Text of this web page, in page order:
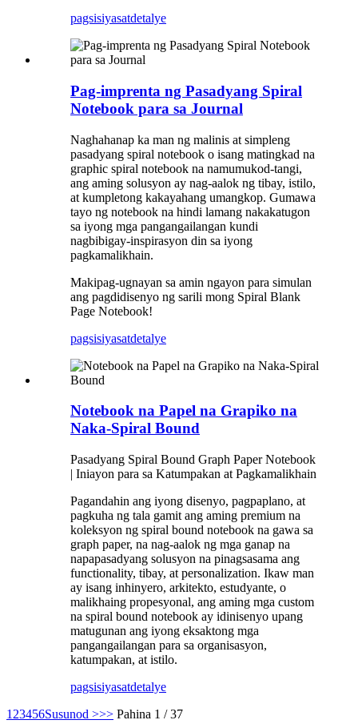
pagsisiyasatdetalye
Pag-imprenta ng Pasadyang Spiral
Notebook para sa Journal
Naghahanap ka man ng malinis at simpleng
pasadyang spiral notebook o isang matingkad na
graphic spiral notebook na namumukod-tangi,
ang aming solusyon ay nag-aalok ng tibay, istilo,
at kumpletong kakayahang umangkop. Gumawa
tayo ng notebook na hindi lamang nakakatugon
sa iyong mga pangangailangan kundi
nagbibigay-inspirasyon din sa iyong
pagkamalikhain.
Makipag-ugnayan sa amin ngayon para simulan
ang pagdidisenyo ng sarili mong Spiral Blank
Page Notebook!
pagsisiyasatdetalye
Notebook na Papel na Grapiko na
Naka-Spiral Bound
Pasadyang Spiral Bound Graph Paper Notebook
| Iniayon para sa Katumpakan at Pagkamalikhain
Pagandahin ang iyong disenyo, pagpaplano, at
pagkuha ng tala gamit ang aming premium na
koleksyon ng spiral bound notebook na gawa sa
graph paper, na nag-aalok ng mga ganap na
napapasadyang solusyon na pinagsasama ang
functionality, tibay, at personalization. Ikaw man
ay isang inhinyero, arkitekto, estudyante, o
malikhaing propesyonal, ang aming mga custom
na spiral bound notebook ay idinisenyo upang
matugunan ang iyong eksaktong mga
pangangailangan para sa organisasyon,
katumpakan, at istilo.
pagsisiyasatdetalye
1 23456Susunod >>> Pahina 1 / 37